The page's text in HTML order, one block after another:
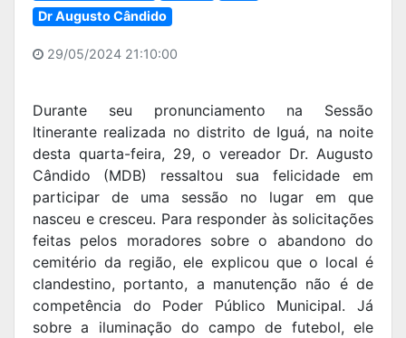
Dr Augusto Cândido
29/05/2024 21:10:00
Durante seu pronunciamento na Sessão
Itinerante realizada no distrito de Iguá, na noite
desta quarta-feira, 29, o vereador Dr. Augusto
Cândido (MDB) ressaltou sua felicidade em
participar de uma sessão no lugar em que
nasceu e cresceu. Para responder às solicitações
feitas pelos moradores sobre o abandono do
cemitério da região, ele explicou que o local é
clandestino, portanto, a manutenção não é de
competência do Poder Público Municipal. Já
sobre a iluminação do campo de futebol, ele